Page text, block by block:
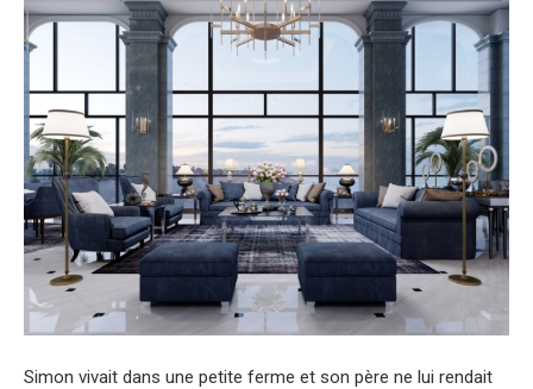
Simon vivait dans une petite ferme et son père ne lui rendait